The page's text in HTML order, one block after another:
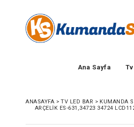
Ana Sayfa
ANASAYFA > TV LED BAR > KUMANDA
ARÇELİK ES-631,34723 34724